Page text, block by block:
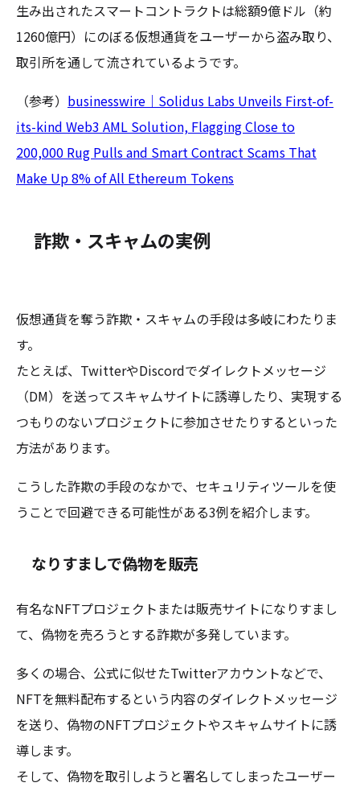
生み出されたスマートコントラクトは総額9億ドル（約
1260億円）にのぼる仮想通貨をユーザーから盗み取り、
取引所を通して流されているようです。
（参考） businesswire｜Solidus Labs Unveils First-of-
its-kind Web3 AML Solution, Flagging Close to
200,000 Rug Pulls and Smart Contract Scams That
Make Up 8% of All Ethereum Tokens
詐欺・スキャムの実例
仮想通貨を奪う詐欺・スキャムの手段は多岐にわたりま
す。
たとえば、TwitterやDiscordでダイレクトメッセージ
（DM）を送ってスキャムサイトに誘導したり、実現する
つもりのないプロジェクトに参加させたりするといった
方法があります。
こうした詐欺の手段のなかで、セキュリティツールを使
うことで回避できる可能性がある3例を紹介します。
なりすましで偽物を販売
有名なNFTプロジェクトまたは販売サイトになりすまし
て、偽物を売ろうとする詐欺が多発しています。
多くの場合、公式に似せたTwitterアカウントなどで、
NFTを無料配布するという内容のダイレクトメッセージ
を送り、偽物のNFTプロジェクトやスキャムサイトに誘
導します。
そして、偽物を取引しようと署名してしまったユーザー